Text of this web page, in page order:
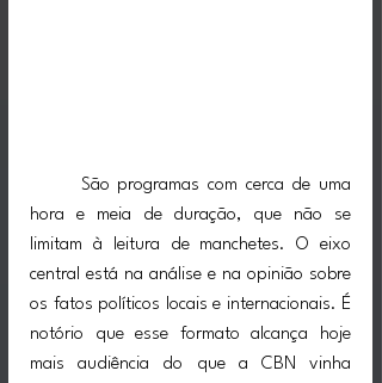
hora e meia de duração, que não se
limitam à leitura de manchetes. O eixo
central está na análise e na opinião sobre
os fatos políticos locais e internacionais. É
notório que esse formato alcança hoje
mais audiência do que a CBN vinha